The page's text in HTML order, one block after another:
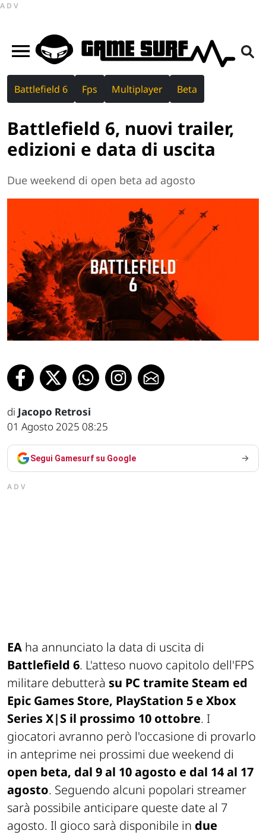
ADV
Battlefield 6 Fps Multiplayer Beta
Battlefield 6, nuovi trailer,
edizioni e data di uscita
Due weekend di open beta ad agosto
di Jacopo Retrosi
01 Agosto 2025 08:25
Segui Gamesurf su Google
ADV
EA ha annunciato la data di uscita di
Battlefield 6. L'atteso nuovo capitolo dell'FPS
militare debutterà su PC tramite Steam ed
Epic Games Store, PlayStation 5 e Xbox
Series X|S il prossimo 10 ottobre. I
giocatori avranno però l'occasione di provarlo
in anteprime nei prossimi due weekend di
open beta, dal 9 al 10 agosto e dal 14 al 17
agosto. Seguendo alcuni popolari streamer
sarà possibile anticipare queste date al 7
agosto. Il gioco sarà disponibile in due